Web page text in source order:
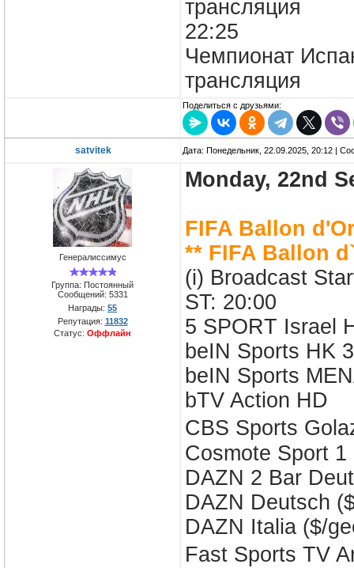
трансляция
22:25
Чемпионат
трансляция
Поделиться с друзьями:
satvitek Дата: Понедельник, 22.09.2025, 20:12 |
Генералиссимус
Группа: Постоянный
Сообщений: 5331
Награды: 55
Репутация: 11832
Статус: Оффлайн
Monday, 22nd
FIFA Ballon
** FIFA Ballon
(i) Broadcast
ST: 20:00
5 SPORT Israel
beIN Sports HK
beIN Sports
bTV Action HD
CBS Sports
Cosmote Sport 1
DAZN 2 Bar
DAZN Deutsch
DAZN Italia ($/
Fast Sports TV